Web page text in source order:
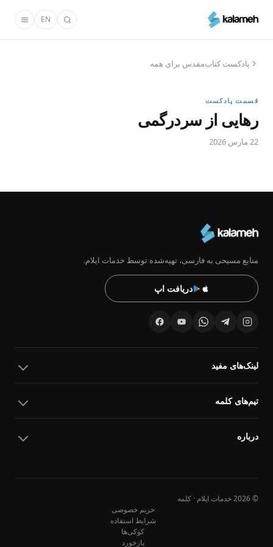
محتوای
EN
پادکست کتاب‌مقدس برای همه
قسمت پادکست
رهایی از سردرگمی
22 مارس 2026
منابع مسیحی به فارسی، تهیه‌شده توسط خدمات ایلام.
دریافت اپ
لینک‌های مفید
تیم‌های کلمه
درباره
© 2026 خدمات ایلام · کلمه
حریم خصوصی
شرایط استفاده
کوکی‌ها
بازخورد
10